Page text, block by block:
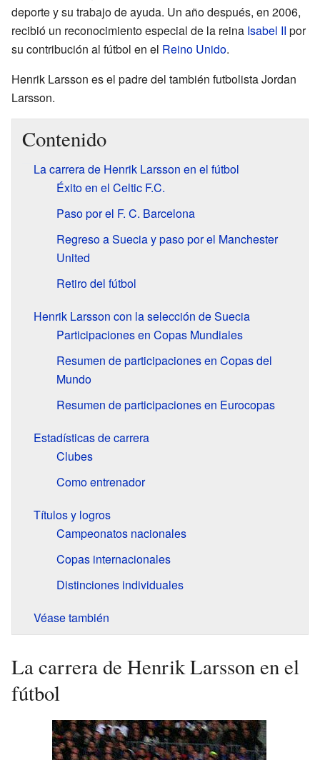
deporte y su trabajo de ayuda. Un año después, en 2006,
recibió un reconocimiento especial de la reina Isabel II por
su contribución al fútbol en el Reino Unido.
Henrik Larsson es el padre del también futbolista Jordan
Larsson.
Contenido
La carrera de Henrik Larsson en el fútbol
Éxito en el Celtic F.C.
Paso por el F. C. Barcelona
Regreso a Suecia y paso por el Manchester
United
Retiro del fútbol
Henrik Larsson con la selección de Suecia
Participaciones en Copas Mundiales
Resumen de participaciones en Copas del
Mundo
Resumen de participaciones en Eurocopas
Estadísticas de carrera
Clubes
Como entrenador
Títulos y logros
Campeonatos nacionales
Copas internacionales
Distinciones individuales
Véase también
La carrera de Henrik Larsson en el
fútbol